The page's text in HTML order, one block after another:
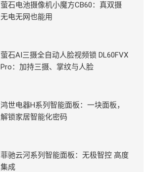
萤石电池摄像机小魔方CB60：真双摄
无电无网也能用
萤石AI三摄全自动人脸视频锁 DL60FVX
Pro：加持三摄、掌纹与人脸
鸿世电器H系列智能面板：一块面板，
解锁家居智能化密码
菲驰云河系列智能面板：无极智控 高度
集成